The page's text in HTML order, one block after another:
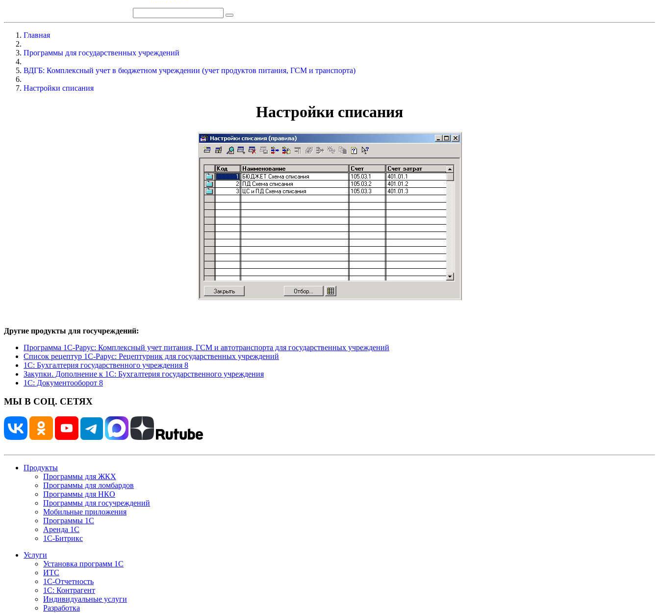
Главная
Программы для государственных учреждений
ВДГБ: Комплексный учет в бюджетном учреждении (учет продуктов питания, ГСМ и транспорта)
Настройки списания
Настройки списания
Другие продукты для госучреждений:
Программа 1С-Рарус: Комплексный учет питания, ГСМ и автотранспорта для государственных учреждений
Список рецептур 1С-Рарус: Рецептурник для государственных учреждений
1С: Бухгалтерия государственного учреждения 8
Закупки. Дополнение к 1С: Бухгалтерия государственного учреждения
1С: Документооборот 8
МЫ В СОЦ. СЕТЯХ
Продукты
Программы для ЖКХ
Программы для ломбардов
Программы для НКО
Программы для госучреждений
Мобильные приложения
Программы 1С
Аренда 1С
1С-Битрикс
Услуги
Установка программ 1С
ИТС
1С-Отчетность
1С: Контрагент
Индивидуальные услуги
Разработка